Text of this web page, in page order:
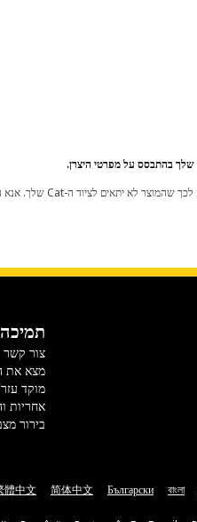
תמיכה
צור קשר
מצא את
מוקד
אחריות
בירור
বাংলা
Български
简体中文
體中文